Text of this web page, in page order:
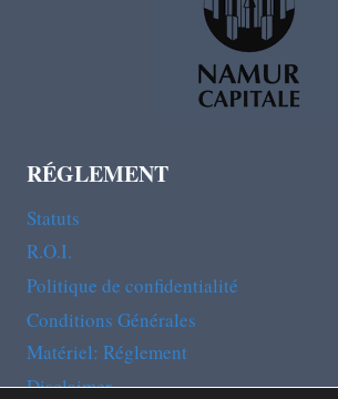
RÉGLEMENT
Statuts
R.O.I.
Politique de confidentialité
Conditions Générales
Matériel: Réglement
Disclaimer